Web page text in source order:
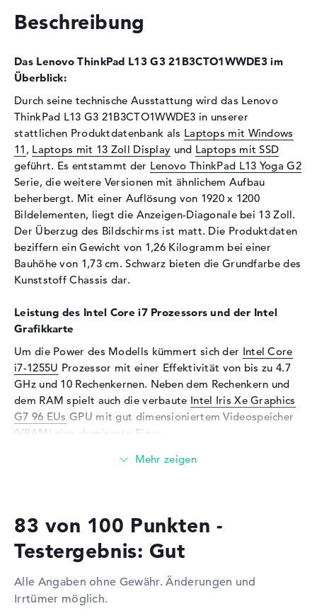
Optische Speicher
Display
Max. Auflösung
1920 x 1200
Auflösungstyp
WUXGA
Besonderheiten
Display, matt, LED-
Hintergrundbeleuchtung, IPS
Panel
Audio
Soundkarte
Realtek ALC3287
Mikrofon
vorhanden
Webcam
Eingabegeräte
Eingabegeräte
Multi-Touch-Trackpad,
Tastatur
Tastatur
Flüssigkeitsabweisend
Netzwerk
Netzwerkkarte
Adapter
Bluetooth
Bluetooth 5.1
Erweiterung / Konnektivität
Schnittstellen
- Typ A, 1 x USB 3.2 - Typ C
Video
Beschreibung
Das Lenovo ThinkPad L13 G3 21B3CTO1WWDE3 im
Überblick:
Durch seine technische Ausstattung wird das Lenovo
ThinkPad L13 G3 21B3CTO1WWDE3 in unserer
stattlichen Produktdatenbank als Laptops mit Windows
11 , Laptops mit 13 Zoll Display und Laptops mit SSD
geführt. Es entstammt der Lenovo ThinkPad L13 Yoga G2
Serie, die weitere Versionen mit ähnlichem Aufbau
beherbergt. Mit einer Auflösung von 1920 x 1200
Bildelementen, liegt die Anzeigen-Diagonale bei 13 Zoll.
Der Überzug des Bildschirms ist matt. Die Produktdaten
beziffern ein Gewicht von 1,26 Kilogramm bei einer
Bauhöhe von 1,73 cm. Schwarz bieten die Grundfarbe des
Kunststoff Chassis dar.
Leistung des Intel Core i7 Prozessors und der Intel
Grafikkarte
Um die Power des Modells kümmert sich der Intel Core
i7-1255U Prozessor mit einer Effektivität von bis zu 4.7
GHz und 10 Rechenkernen. Neben dem Rechenkern und
dem RAM spielt auch die verbaute Intel Iris Xe Graphics
G7 96 EUs GPU mit gut dimensioniertem Videospeicher
(VRAM) eine dominante Figur.
Wieviel Speicher hat das Lenovo ThinkPad L13 G3
16 GB Arbeitsspeicher bestückt. Wer das Modell danach
möchte, benötigt DDR4 SDRAM (PC4-25600 - 3200 MHz)
21B3CTO1WWDE3 zeigt eine Festplatte
Speicherkapazität von 1 TB SSD.
83 von 100 Punkten -
Testergebnis: Gut
Alle Angaben ohne Gewähr. Änderungen und
Irrtümer möglich.